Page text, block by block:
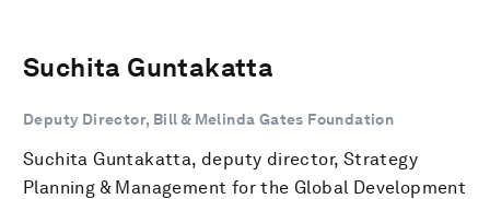
Suchita Guntakatta
Deputy Director, Bill & Melinda Gates Foundation
Suchita Guntakatta, deputy director, Strategy
Planning & Management for the Global Development